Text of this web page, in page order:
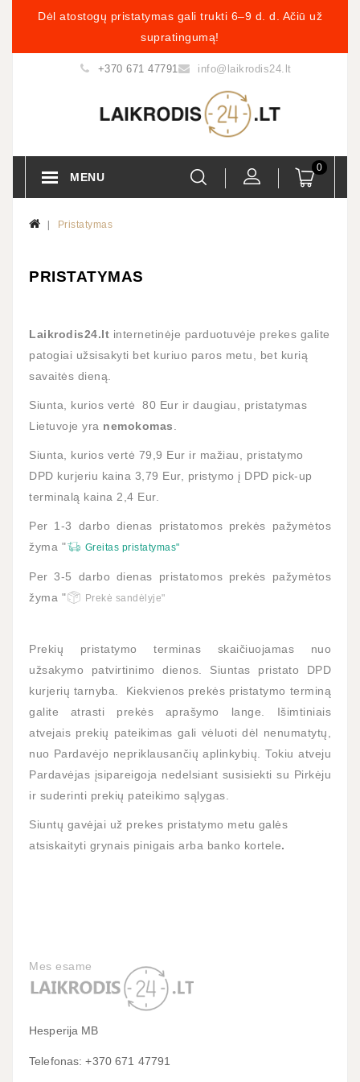
Dėl atostogų pristatymas gali trukti 6–9 d. d. Ačiū už
supratingumą!
+370 671 47791 info@laikrodis24.lt
0
MENU
Pristatymas
PRISTATYMAS
Laikrodis24.lt internetinėje parduotuvėje prekes galite
patogiai užsisakyti bet kuriuo paros metu, bet kurią
savaitės dieną.
Siunta, kurios vertė 80 Eur ir daugiau, pristatymas
Lietuvoje yra nemokomas
Siunta, kurios vertė 79,9 Eur ir mažiau, pristatymo
DPD kurjeriu kaina 3,79 Eur, pristymo į DPD pick-up
terminalą kaina 2,4 Eur.
Per 1-3 darbo dienas pristatomos prekės pažymėtos
žyma "
Greitas pristatymas"
Per 3-5 darbo dienas pristatomos prekės pažymėtos
žyma "
Prekė sandėlyje"
Prekių pristatymo terminas skaičiuojamas nuo
užsakymo patvirtinimo dienos. Siuntas pristato DPD
kurjerių tarnyba. Kiekvienos prekės pristatymo terminą
galite atrasti prekės aprašymo lange. Išimtiniais
atvejais prekių pateikimas gali vėluoti dėl nenumatytų,
nuo Pardavėjo nepriklausančių aplinkybių. Tokiu atveju
Pardavėjas įsipareigoja nedelsiant susisiekti su Pirkėju
ir suderinti prekių pateikimo sąlygas.
Siuntų gavėjai už prekes pristatymo metu galės
atsiskaityti grynais pinigais arba banko kortele.
Mes esame
Hesperija MB
Telefonas: +370 671 47791